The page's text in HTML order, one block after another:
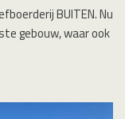
BUITEN. Nu
gebouw, waar ook